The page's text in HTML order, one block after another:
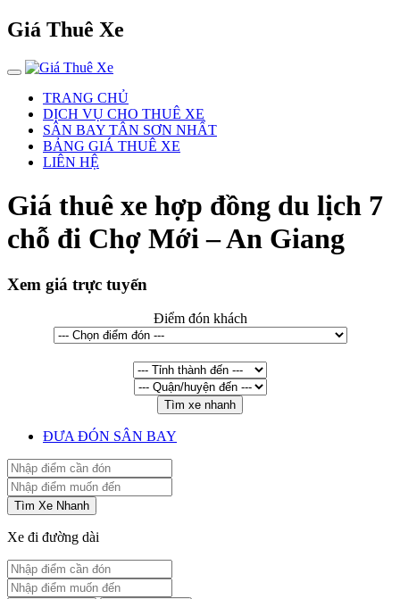
Giá Thuê Xe
TRANG CHỦ
DỊCH VỤ CHO THUÊ XE
SÂN BAY TÂN SƠN NHẤT
BẢNG GIÁ THUÊ XE
LIÊN HỆ
Giá thuê xe hợp đồng du lịch 7
chỗ đi Chợ Mới – An Giang
Xem giá trực tuyến
Điểm đón khách
Tìm xe nhanh
ĐƯA ĐÓN SÂN BAY
Tìm Xe Nhanh
Xe đi đường dài